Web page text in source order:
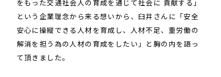
をもった交通社会人の育成を通じて社会に 貢献する」
という企業理念から来る想いから、臼井さんに「安全
安心に操縦できる人材を育成し、人材不足、重労働の
解消を担う為の人材の育成をしたい」と胸の内を語っ
て頂きました。